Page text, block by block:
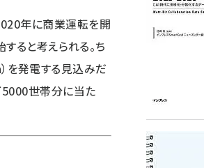
年に商業運転を開
ると考えられる。ち
を発電する見込みだ
5000世帯分に当た